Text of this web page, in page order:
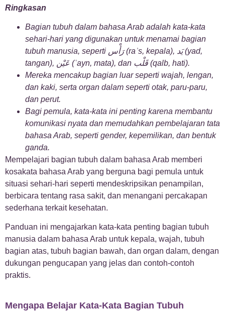
Arab Islam
Bahasa Arab 2
Bahasa Arab Sehari-hari
Dasar-Dasar Bahasa Arab 2
Kosakata Bahasa Arab 4 +
Pengumuman 2 +
Peribahasa Arab 2
Tata Bahasa Arab
Ringkasan
Bagian tubuh dalam bahasa Arab adalah kata-kata
sehari-hari yang digunakan untuk menamai bagian
tubuh manusia, seperti رَأْس (raʾs, kepala), يَد (yad,
tangan), عَيْن (ʿayn, mata), dan قَلْب (qalb, hati).
Mereka mencakup bagian luar seperti wajah, lengan,
dan kaki, serta organ dalam seperti otak, paru-paru,
dan perut.
Bagi pemula, kata-kata ini penting karena membantu
komunikasi nyata dan memudahkan pembelajaran tata
bahasa Arab, seperti gender, kepemilikan, dan bentuk
ganda.
Mempelajari bagian tubuh dalam bahasa Arab memberi
kosakata bahasa Arab yang berguna bagi pemula untuk
situasi sehari-hari seperti mendeskripsikan penampilan,
berbicara tentang rasa sakit, dan menangani percakapan
sederhana terkait kesehatan.
Panduan ini mengajarkan kata-kata penting bagian tubuh
manusia dalam bahasa Arab untuk kepala, wajah, tubuh
bagian atas, tubuh bagian bawah, dan organ dalam, dengan
dukungan pengucapan yang jelas dan contoh-contoh
praktis.
Mengapa Belajar Kata-Kata Bagian Tubuh